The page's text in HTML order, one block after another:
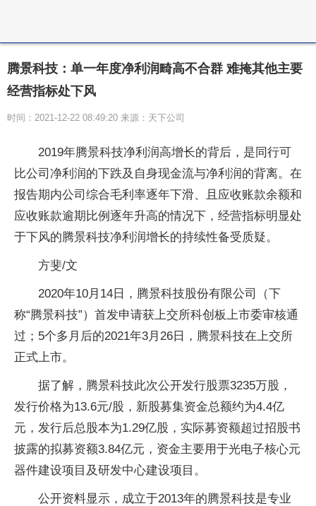
腾景科技：单一年度净利润畸高不合群 难掩其他主要
经营指标处下风
时间：2021-12-22 08:49:20 来源：天下公司
2019年腾景科技净利润高增长的背后，是同行可
比公司净利润的下跌及自身现金流与净利润的背离。在
报告期内公司综合毛利率逐年下滑、且应收账款余额和
应收账款逾期比例逐年升高的情况下，经营指标明显处
于下风的腾景科技净利润增长的持续性备受质疑。
方斐/文
2020年10月14日，腾景科技股份有限公司（下
称“腾景科技”）首发申请获上交所科创板上市委审核通
过；5个多月后的2021年3月26日，腾景科技在上交所
正式上市。
据了解，腾景科技此次公开发行股票3235万股，
发行价格为13.6元/股，新股募集资金总额约为4.4亿
元，发行后总股本为1.29亿股，实际募资额超过招股书
披露的拟募资额3.84亿元，资金主要用于光电子核心元
器件建设项目及研发中心建设项目。
公开资料显示，成立于2013年的腾景科技是专业